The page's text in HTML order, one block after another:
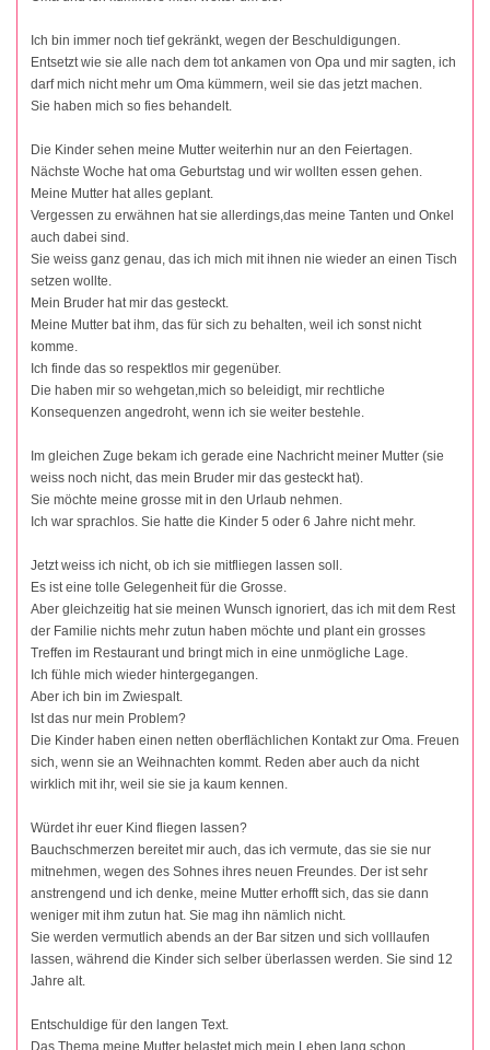
Ich bin immer noch tief gekränkt, wegen der Beschuldigungen.
Entsetzt wie sie alle nach dem tot ankamen von Opa und mir sagten, ich
darf mich nicht mehr um Oma kümmern, weil sie das jetzt machen.
Sie haben mich so fies behandelt.
Die Kinder sehen meine Mutter weiterhin nur an den Feiertagen.
Nächste Woche hat oma Geburtstag und wir wollten essen gehen.
Meine Mutter hat alles geplant.
Vergessen zu erwähnen hat sie allerdings,das meine Tanten und Onkel
auch dabei sind.
Sie weiss ganz genau, das ich mich mit ihnen nie wieder an einen Tisch
setzen wollte.
Mein Bruder hat mir das gesteckt.
Meine Mutter bat ihm, das für sich zu behalten, weil ich sonst nicht
komme.
Ich finde das so respektlos mir gegenüber.
Die haben mir so wehgetan,mich so beleidigt, mir rechtliche
Konsequenzen angedroht, wenn ich sie weiter bestehle.
Im gleichen Zuge bekam ich gerade eine Nachricht meiner Mutter (sie
weiss noch nicht, das mein Bruder mir das gesteckt hat).
Sie möchte meine grosse mit in den Urlaub nehmen.
Ich war sprachlos. Sie hatte die Kinder 5 oder 6 Jahre nicht mehr.
Jetzt weiss ich nicht, ob ich sie mitfliegen lassen soll.
Es ist eine tolle Gelegenheit für die Grosse.
Aber gleichzeitig hat sie meinen Wunsch ignoriert, das ich mit dem Rest
der Familie nichts mehr zutun haben möchte und plant ein grosses
Treffen im Restaurant und bringt mich in eine unmögliche Lage.
Ich fühle mich wieder hintergegangen.
Aber ich bin im Zwiespalt.
Ist das nur mein Problem?
Die Kinder haben einen netten oberflächlichen Kontakt zur Oma. Freuen
sich, wenn sie an Weihnachten kommt. Reden aber auch da nicht
wirklich mit ihr, weil sie sie ja kaum kennen.
Würdet ihr euer Kind fliegen lassen?
Bauchschmerzen bereitet mir auch, das ich vermute, das sie sie nur
mitnehmen, wegen des Sohnes ihres neuen Freundes. Der ist sehr
anstrengend und ich denke, meine Mutter erhofft sich, das sie dann
weniger mit ihm zutun hat. Sie mag ihn nämlich nicht.
Sie werden vermutlich abends an der Bar sitzen und sich volllaufen
lassen, während die Kinder sich selber überlassen werden. Sie sind 12
Jahre alt.
Entschuldige für den langen Text.
Das Thema meine Mutter belastet mich mein Leben lang schon.